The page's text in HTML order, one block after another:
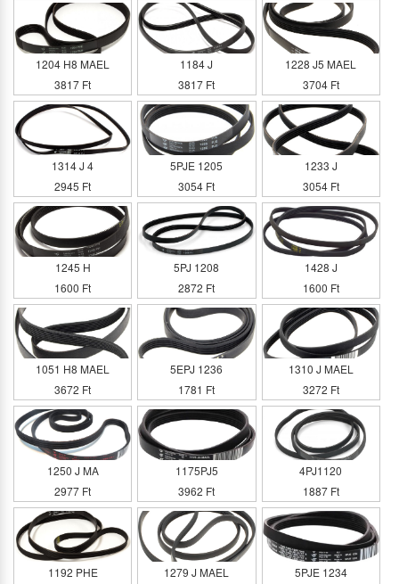
1204 H8 MAEL
3817 Ft
1184 J
3817 Ft
1228 J5 MAEL
3704 Ft
1314 J 4
2945 Ft
5PJE 1205
3054 Ft
1233 J
3054 Ft
1245 H
1600 Ft
5PJ 1208
2872 Ft
1428 J
1600 Ft
1051 H8 MAEL
3672 Ft
5EPJ 1236
1781 Ft
1310 J MAEL
3272 Ft
1250 J MA
2977 Ft
1175PJ5
3962 Ft
4PJ1120
1887 Ft
1192 PHE
1279 J MAEL
5PJE 1234